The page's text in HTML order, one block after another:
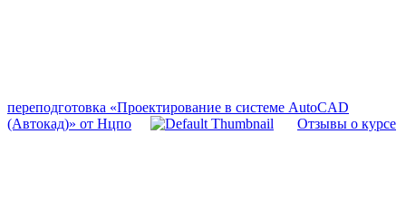
переподготовка «Проектирование в системе AutoCAD
(Автокад)» от Нцпо
Отзывы о курсе